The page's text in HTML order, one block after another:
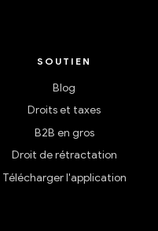
SOUTIEN
Blog
Droits et taxes
B2B en gros
Droit de rétractation
Télécharger l'application